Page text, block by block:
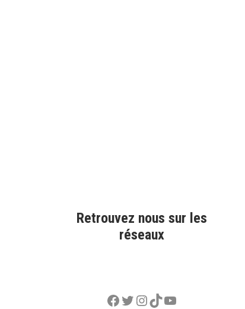
Retrouvez nous sur les
réseaux
Facebook
Twitter
Instagram
TikTok
YouTube